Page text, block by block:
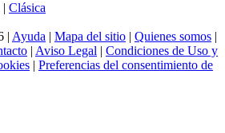
Clásica
| Ayuda | Mapa del sitio | Quienes somos |
| Aviso Legal | Condiciones de Uso y
| Preferencias del consentimiento de